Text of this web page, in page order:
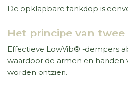
De opklapbare tankdop is
Het principe van twee
Effectieve LowVib® -dempers
waardoor de armen en handen
worden ontzien.